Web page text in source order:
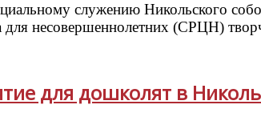
служению Никольского
для несовершеннолетних (СРЦН)
для дошколят в